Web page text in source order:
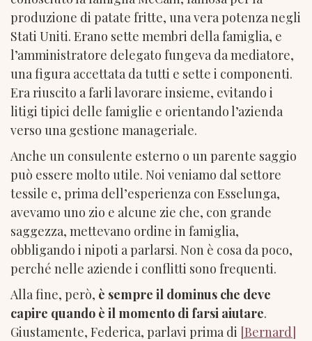
produzione di patate fritte, una vera potenza negli
Stati Uniti. Erano sette membri della famiglia, e
l’amministratore delegato fungeva da mediatore,
una figura accettata da tutti e sette i componenti.
Era riuscito a farli lavorare insieme, evitando i
litigi tipici delle famiglie e orientando l’azienda
verso una gestione manageriale.
Anche un consulente esterno o un parente saggio
può essere molto utile. Noi veniamo dal settore
tessile e, prima dell’esperienza con Esselunga,
avevamo uno zio e alcune zie che, con grande
saggezza, mettevano ordine in famiglia,
obbligando i nipoti a parlarsi. Non è cosa da poco,
perché nelle aziende i conflitti sono frequenti.
Alla fine, però, è sempre il dominus che deve
capire quando è il momento di farsi aiutare.
Giustamente, Federica, parlavi prima di [Bernard]